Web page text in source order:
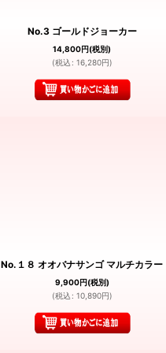
No.3 ゴールドジョーカー
14,800円(税別)
(税込 : 16,280円)
No.１８ オオバナサンゴ マルチカラー
9,900円(税別)
(税込 : 10,890円)